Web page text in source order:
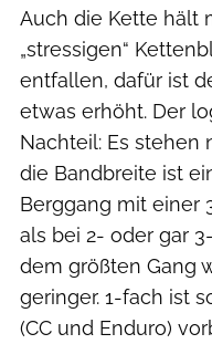
Auch die Kette hält
„stressigen“
entfallen, dafür ist
etwas erhöht. Der
Nachteil: Es stehen
die Bandbreite ist
Berggang mit einer
als bei 2- oder gar
dem größten Gang
geringer. 1-fach ist
(CC und Enduro)